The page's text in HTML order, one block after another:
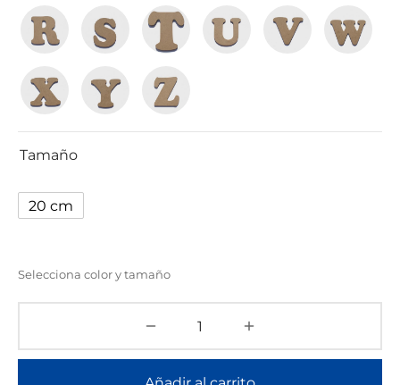
Tamaño
20 cm
Selecciona color y tamaño